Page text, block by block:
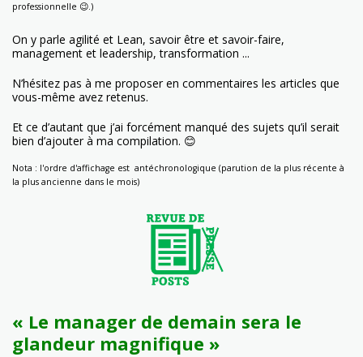
professionnelle 😉.)
On y parle agilité et Lean, savoir être et savoir-faire,
management et leadership, transformation ...
N’hésitez pas à me proposer en commentaires les articles que
vous-même avez retenus.
Et ce d’autant que j’ai forcément manqué des sujets qu’il serait
bien d’ajouter à ma compilation. 😊
Nota : l'ordre d'affichage est antéchronologique (parution de la plus récente à
la plus ancienne dans le mois)
« Le manager de demain sera le
glandeur magnifique »